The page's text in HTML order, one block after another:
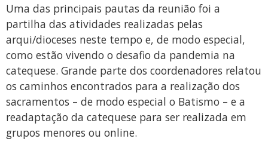
Uma das principais pautas da reunião foi a
partilha das atividades realizadas pelas
arqui/dioceses neste tempo e, de modo especial,
como estão vivendo o desafio da pandemia na
catequese. Grande parte dos coordenadores relatou
os caminhos encontrados para a realização dos
sacramentos – de modo especial o Batismo – e a
readaptação da catequese para ser realizada em
grupos menores ou online.